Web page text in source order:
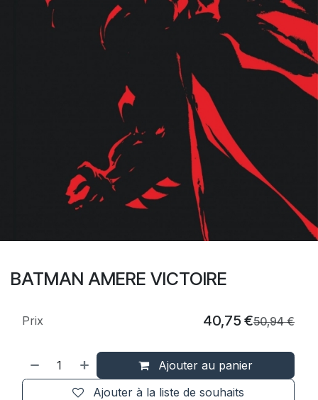
BATMAN AMERE VICTOIRE
Ajouter au panier
Ajouter à la liste de souhaits
Prix 40,75 €50,94€